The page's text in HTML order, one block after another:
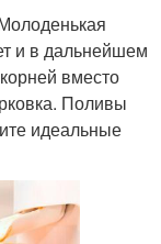
и в дальнейшем
вместо
Поливы
идеальные